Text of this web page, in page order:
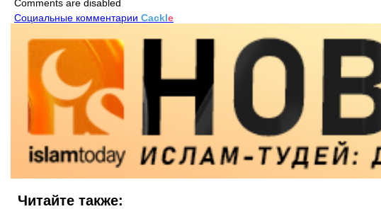
Comments are disabled
Социальные комментарии Cackle
Читайте также: